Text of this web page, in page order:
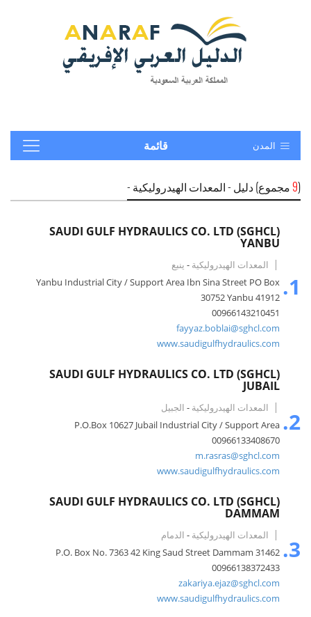
قائمة المدن
(
9مجموع) دليل - المعدات الهيدروليكية -
1.
SAUDI GULF HYDRAULICS CO. LTD (SGHCL)
YANBU
المعدات الهيدروليكية - ينبع
Yanbu Industrial City / Support Area Ibn Sina Street PO Box
30752 Yanbu 41912
00966143210451
fayyaz.boblai@sghcl.com
www.saudigulfhydraulics.com
2.
SAUDI GULF HYDRAULICS CO. LTD (SGHCL)
JUBAIL
المعدات الهيدروليكية - الجبيل
P.O.Box 10627 Jubail Industrial City / Support Area
00966133408670
m.rasras@sghcl.com
www.saudigulfhydraulics.com
3.
SAUDI GULF HYDRAULICS CO. LTD (SGHCL)
DAMMAM
المعدات الهيدروليكية - الدمام
P.O. Box No. 7363 42 King Saud Street Dammam 31462
00966138372433
zakariya.ejaz@sghcl.com
www.saudigulfhydraulics.com